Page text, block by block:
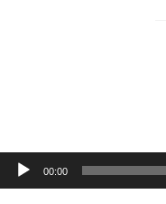
Lecteur
audio
00:00